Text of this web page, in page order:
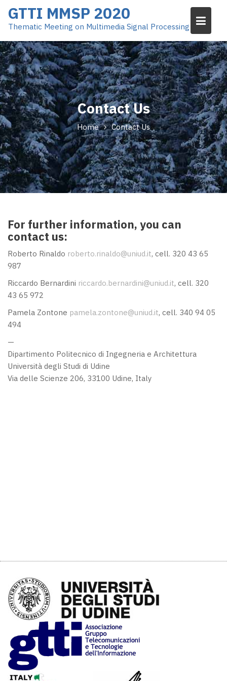
p
t
o
c
o
n
t
e
n
t
GTTI MMSP 2020
Thematic Meeting on Multimedia Signal Processing
Contact Us
Home Contact Us
For further information, you can
contact us:
Roberto Rinaldo roberto.rinaldo@uniud.it, cell. 320 43 65
987
Riccardo Bernardini riccardo.bernardini@uniud.it, cell. 320
43 65 972
Pamela Zontone pamela.zontone@uniud.it, cell. 340 94 05
494
—
Dipartimento Politecnico di Ingegneria e Architettura
Università degli Studi di Udine
Via delle Scienze 206, 33100 Udine, Italy